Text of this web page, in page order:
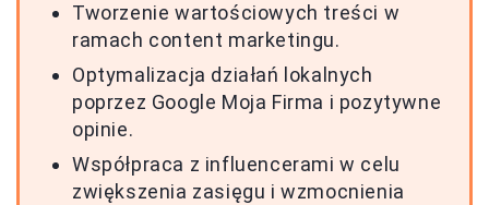
Tworzenie wartościowych treści w
ramach content marketingu.
Optymalizacja działań lokalnych
poprzez Google Moja Firma i pozytywne
opinie.
Współpraca z influencerami w celu
zwiększenia zasięgu i wzmocnienia